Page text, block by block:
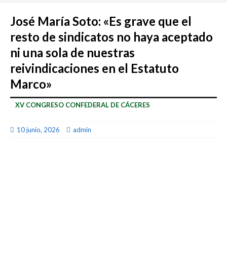
José María Soto: «Es grave que el
resto de sindicatos no haya aceptado
ni una sola de nuestras
reivindicaciones en el Estatuto
Marco»
XV CONGRESO CONFEDERAL DE CÁCERES
10 junio, 2026 admin